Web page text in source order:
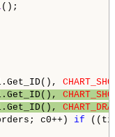
();
c0++) if